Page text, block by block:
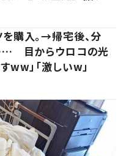
購入。→帰宅後、分
目からウロコの光
ww」「激しいw」